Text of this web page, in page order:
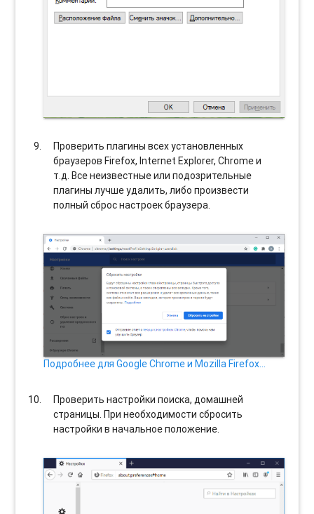
Проверить плагины всех установленных
браузеров Firefox, Internet Explorer, Chrome и
т.д. Все неизвестные или подозрительные
плагины лучше удалить, либо произвести
полный сброс настроек браузера.
Подробнее для Google Chrome и Mozilla Firefox…
Проверить настройки поиска, домашней
страницы. При необходимости сбросить
настройки в начальное положение.